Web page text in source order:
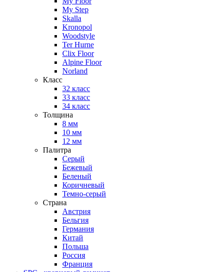
My Step
Skalla
Kronopol
Woodstyle
Ter Hurne
Clix Floor
Alpine Floor
Norland
Класс
32 класс
33 класс
34 класс
Толщина
8 мм
10 мм
12 мм
Палитра
Серый
Бежевый
Беленый
Коричневый
Темно-серый
Страна
Австрия
Бельгия
Германия
Китай
Польша
Россия
Франция